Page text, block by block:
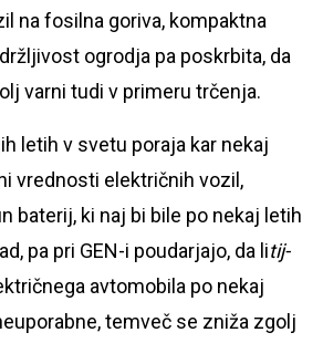
na fosilna goriva, kompaktna
ogrodja pa poskrbita, da
varni tudi v primeru trčenja.
letih v svetu poraja kar nekaj
vrednosti električnih vozil,
baterij, ki naj bi bile po nekaj letih
pa pri GEN-i poudarjajo, da litij-
avtomobila po nekaj
temveč se zniža zgolj